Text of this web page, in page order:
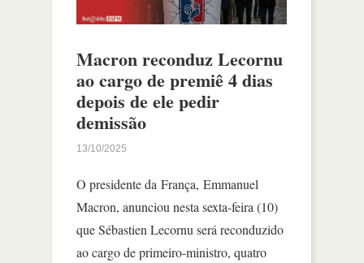
Macron reconduz Lecornu
ao cargo de premiê 4 dias
depois de ele pedir
demissão
13/10/2025
O presidente da França, Emmanuel
Macron, anunciou nesta sexta-feira (10)
que Sébastien Lecornu será reconduzido
ao cargo de primeiro-ministro, quatro